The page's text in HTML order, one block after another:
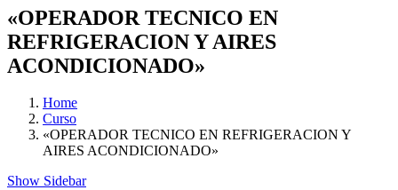
«OPERADOR TECNICO EN
REFRIGERACION Y AIRES
ACONDICIONADO»
Home
Curso
«OPERADOR TECNICO EN REFRIGERACION Y
AIRES ACONDICIONADO»
Show Sidebar